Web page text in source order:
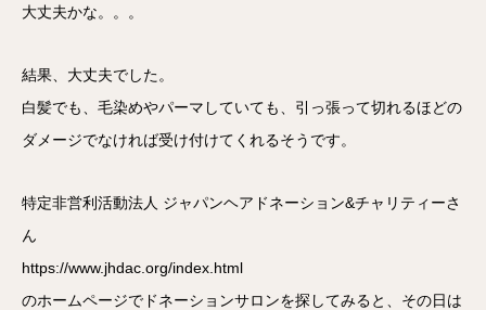
大丈夫かな。。。
結果、大丈夫でした。
白髪でも、毛染めやパーマしていても、引っ張って切れるほどの
ダメージでなければ受け付けてくれるそうです。
特定非営利活動法人 ジャパンヘアドネーション&チャリティーさ
ん
https://www.jhdac.org/index.html
のホームページでドネーションサロンを探してみると、その日は